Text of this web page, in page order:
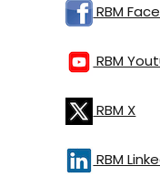
RBM
RBM
RBM X
RBM